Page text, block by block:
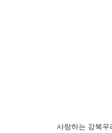
사랑하는 강북우